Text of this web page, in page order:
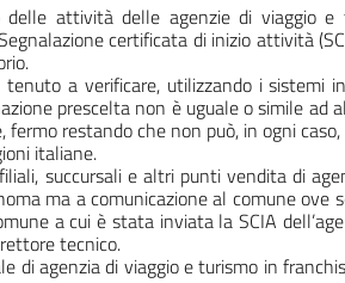
attività delle agenzie di viaggio e
certificata di inizio attività
a verificare, utilizzando i sistemi
prescelta non è uguale o simile ad
fermo restando che non può, in ogni
italiane.
succursali e altri punti vendita di
ma a comunicazione al comune ove
a cui è stata inviata la SCIA
tecnico.
di agenzia di viaggio e turismo in